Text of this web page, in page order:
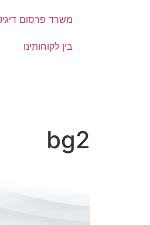
משרד פרסום
בין לקוחותינו
bg2